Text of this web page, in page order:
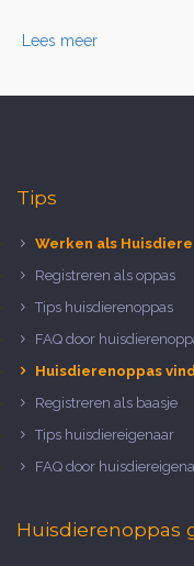
Lees meer
Tips
Werken als
Registreren als oppas
Tips huisdierenoppas
FAQ door
Huisdierenoppas
Registreren als baasje
Tips huisdiereigenaar
FAQ door
Huisdierenoppas